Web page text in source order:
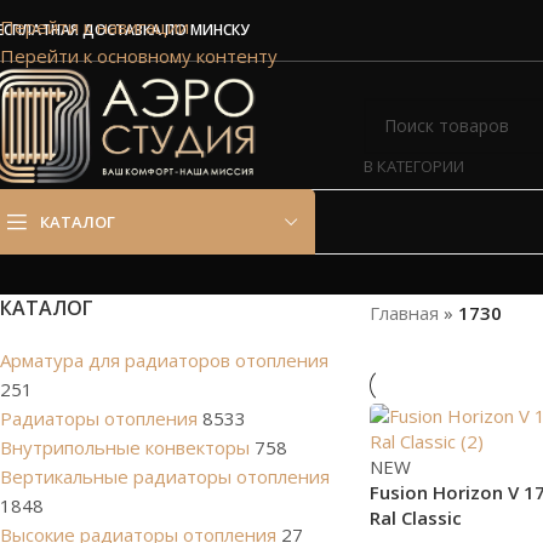
Перейти к навигации
Перейти к основному контенту
Сэкономим
Рассчитаем мощность |
ДОСТАВКА ПО МИНСКУ
В КАТЕГОРИИ
КАТАЛОГ
КАТАЛОГ
Арматура для радиаторов отопления
251
Радиаторы отопления 8533
Внутрипольные конвекторы 758
Вертикальные радиаторы отопления
1848
Высокие радиаторы отопления 27
Главная » 1730
NEW
Fusion Horizon V
Ral Classic